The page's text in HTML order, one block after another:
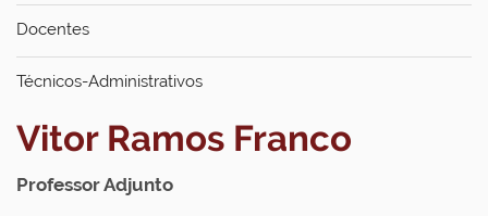
Docentes
Técnicos-Administrativos
Vitor Ramos Franco
Professor Adjunto